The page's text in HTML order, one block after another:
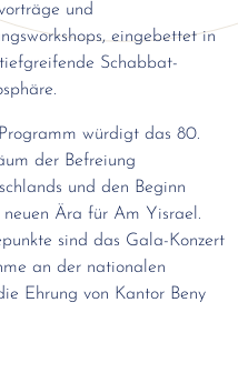
und
eingebettet in
Schabbat-
würdigt das 80.
der Befreiung
und den Beginn
neuen Ära für Am Yisrael.
sind das Gala-Konzert
an der nationalen
Ehrung von Kantor Beny